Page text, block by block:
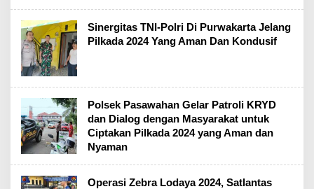
Sinergitas TNI-Polri Di Purwakarta Jelang
Pilkada 2024 Yang Aman Dan Kondusif
Polsek Pasawahan Gelar Patroli KRYD
dan Dialog dengan Masyarakat untuk
Ciptakan Pilkada 2024 yang Aman dan
Nyaman
Operasi Zebra Lodaya 2024, Satlantas